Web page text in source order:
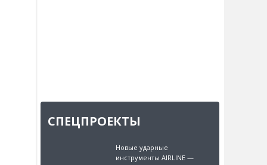
СПЕЦПРОЕКТЫ
Новые ударные
инструменты AIRLINE —